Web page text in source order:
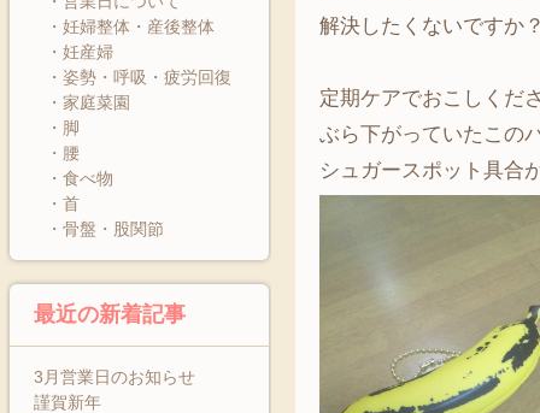
・妊婦整体・産後整体
・妊産婦
・姿勢・呼吸・疲労回復
・家庭菜園
・脚
・腰
・食べ物
・首
・骨盤・股関節
最近の新着記事
3月営業日のお知らせ
謹賀新年
解決したくないですか
定期ケアでおこしくだ
ぶら下がっていたこの
シュガースポット具合